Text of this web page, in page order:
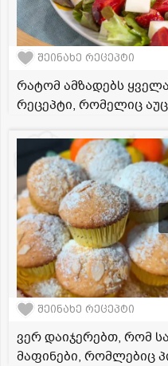
შეინახე რეცეპტი
რატომ ამზადებს
რეცეპტი, რომელიც
შეინახე რეცეპტი
ვერ დაიჯერებთ, რომ
მაფინები, რომლებიც